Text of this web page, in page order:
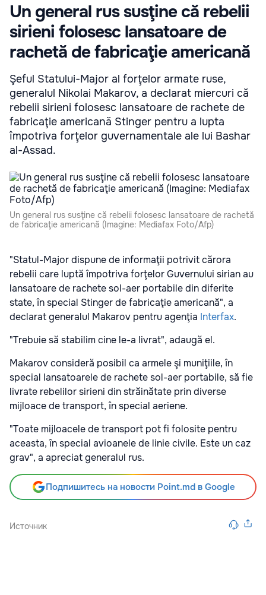
Un general rus susţine că rebelii
sirieni folosesc lansatoare de
rachetă de fabricaţie americană
Şeful Statului-Major al forţelor armate ruse,
generalul Nikolai Makarov, a declarat miercuri că
rebelii sirieni folosesc lansatoare de rachete de
fabricaţie americană Stinger pentru a lupta
împotriva forţelor guvernamentale ale lui Bashar
al-Assad.
Un general rus susţine că rebelii folosesc lansatoare de rachetă
de fabricaţie americană (Imagine: Mediafax Foto/Afp)
"Statul-Major dispune de informaţii potrivit cărora
rebelii care luptă împotriva forţelor Guvernului sirian au
lansatoare de rachete sol-aer portabile din diferite
state, în special Stinger de fabricaţie americană", a
declarat generalul Makarov pentru agenţia Interfax.
"Trebuie să stabilim cine le-a livrat", adaugă el.
Makarov consideră posibil ca armele şi muniţiile, în
special lansatoarele de rachete sol-aer portabile, să fie
livrate rebelilor sirieni din străinătate prin diverse
mijloace de transport, în special aeriene.
"Toate mijloacele de transport pot fi folosite pentru
aceasta, în special avioanele de linie civile. Este un caz
grav", a apreciat generalul rus.
Подпишитесь на новости Point.md в Google
Источник